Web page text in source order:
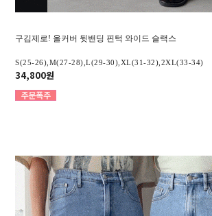
구김제로! 올커버 뒷밴딩 핀턱 와이드 슬랙스
S(25-26),M(27-28),L(29-30),XL(31-32),2XL(33-34)
34,800원